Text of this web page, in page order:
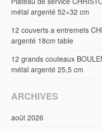
métal argenté 52×32 cm
12 couverts a entremets
argenté 18cm table
12 grands couteaux
métal argenté 25,5 cm
ARCHIVES
août 2026